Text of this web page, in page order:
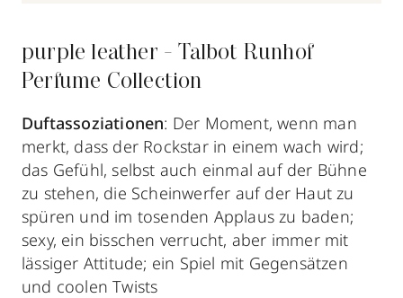
purple leather - Talbot Runhof
Perfume Collection
Duftassoziationen: Der Moment, wenn man
merkt, dass der Rockstar in einem wach wird;
das Gefühl, selbst auch einmal auf der Bühne
zu stehen, die Scheinwerfer auf der Haut zu
spüren und im tosenden Applaus zu baden;
sexy, ein bisschen verrucht, aber immer mit
lässiger Attitude; ein Spiel mit Gegensätzen
und coolen Twists